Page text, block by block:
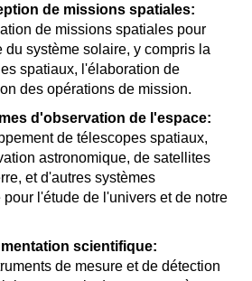
de missions spatiales:
de missions spatiales pour
du système solaire, y compris la
spatiaux, l'élaboration de
des opérations de mission.
d'observation de l'espace:
de télescopes spatiaux,
astronomique, de satellites
et d'autres systèmes
l'étude de l'univers et de notre
scientifique:
de mesure et de détection